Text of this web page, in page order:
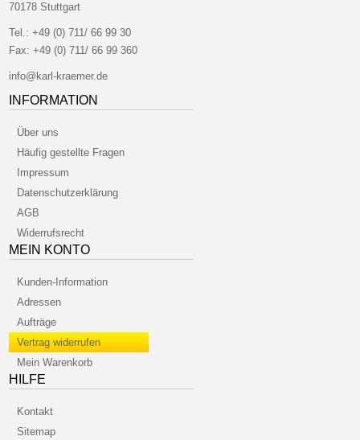
70178 Stuttgart
Tel.:+49 (0) 711/ 66 99 30
Fax: +49 (0) 711/ 66 99 360
info@karl-kraemer.de
INFORMATION
Über uns
Häufig gestellte Fragen
Impressum
Datenschutzerklärung
AGB
Widerrufsrecht
MEIN KONTO
Kunden-Information
Adressen
Aufträge
Vertrag widerrufen
Mein Warenkorb
HILFE
Kontakt
Sitemap